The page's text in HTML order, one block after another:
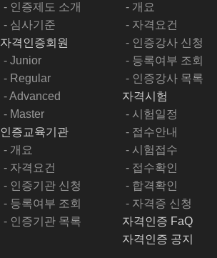
- 인증제도 소개
- 심사기준
자격인증회원
- Junior
- Regular
- Advanced
- Master
인증교육기관
- 개요
- 자격요건
- 인증기관 신청
- 등록여부 조회
- 인증기관 목록
- 개요
- 자격요건
- 인증강사 신청
- 등록여부 조회
- 인증강사 목록
자격시험
- 시험일정
- 접수안내
- 시험접수
- 접수확인
- 합격확인
- 자격증 신청
자격인증 FaQ
자격인증 공지